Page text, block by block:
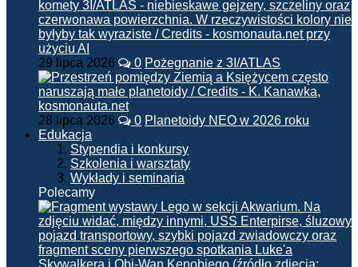
29 lipca 2026 0 Pożegnanie z 3I/ATLAS
28 lipca 2026 0 Planetoidy NEO w 2026 roku
Edukacja
Stypendia i konkursy
Szkolenia i warsztaty
Wykłady i seminaria
Polecamy